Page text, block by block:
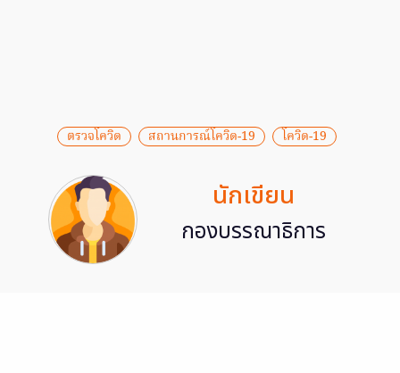
ตรวจโควิด สถานการณ์โควิด-19 โควิด-19
นักเขียน
กองบรรณาธิการ